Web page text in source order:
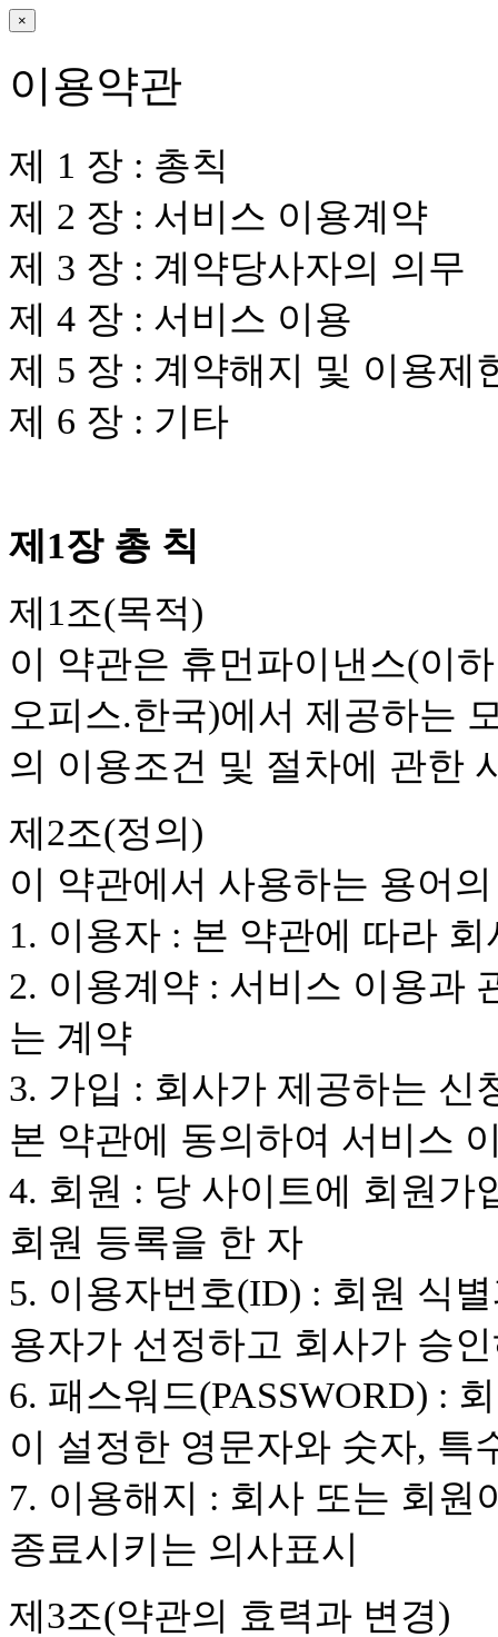
×
이용약관
제 1 장 : 총칙
제 2 장 : 서비스 이용계약
제 3 장 : 계약당사자의 의무
제 4 장 : 서비스 이용
제 5 장 : 계약해지 및 이용제
제 6 장 : 기타
제1장 총 칙
제1조(목적)
이 약관은 휴먼파이낸스(이
오피스.한국)에서 제공하는
의 이용조건 및 절차에 관한
제2조(정의)
이 약관에서 사용하는 용어
1. 이용자 : 본 약관에 따라
2. 이용계약 : 서비스 이용과
는 계약
3. 가입 : 회사가 제공하는 신
본 약관에 동의하여 서비스
4. 회원 : 당 사이트에 회원가
회원 등록을 한 자
5. 이용자번호(ID) : 회원 식
용자가 선정하고 회사가 승
6. 패스워드(PASSWORD) :
이 설정한 영문자와 숫자, 특
7. 이용해지 : 회사 또는 회원
종료시키는 의사표시
제3조(약관의 효력과 변경)